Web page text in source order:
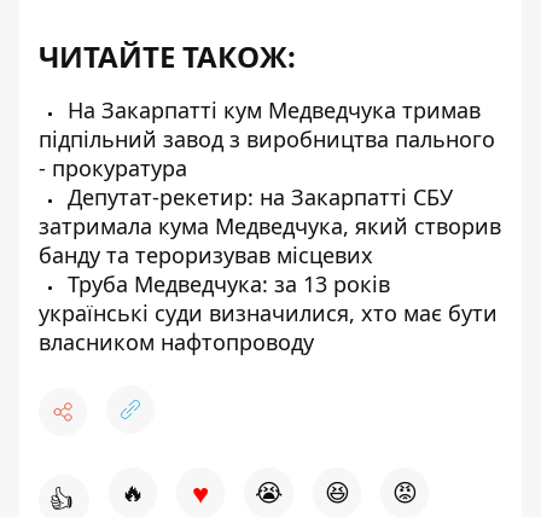
ЧИТАЙТЕ ТАКОЖ:
На Закарпатті кум Медведчука тримав
підпільний завод з виробництва пального
- прокуратура
Депутат-рекетир: на Закарпатті СБУ
затримала кума Медведчука, який створив
банду та тероризував місцевих
Труба Медведчука: за 13 років
українські суди визначилися, хто має бути
власником нафтопроводу
👍 🔥 ♥ 😭 😆 😡